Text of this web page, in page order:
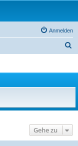
Anmelden
Gehe zu